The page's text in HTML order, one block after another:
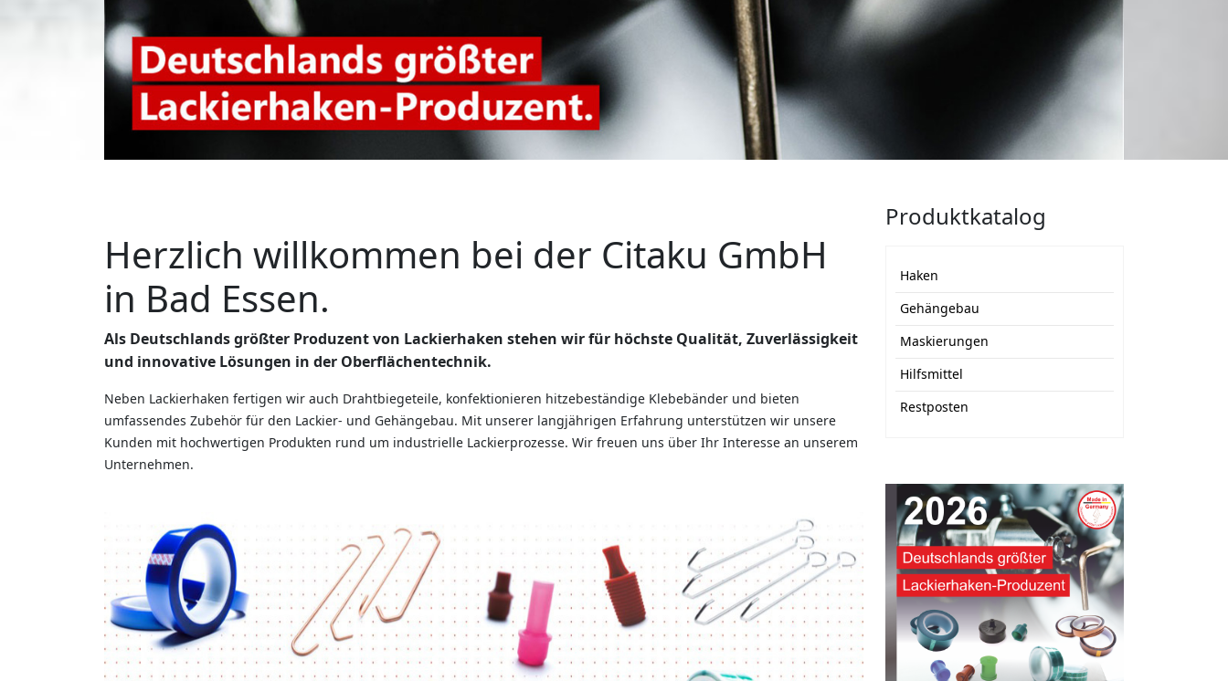
Herzlich willkommen bei der Citaku GmbH
in Bad Essen.
Als Deutschlands größter Produzent von Lackierhaken stehen wir für höchste Qualität, Zuverlässigkeit
und innovative Lösungen in der Oberflächentechnik.
Neben Lackierhaken fertigen wir auch Drahtbiegeteile, konfektionieren hitzebeständige Klebebänder und bieten
umfassendes Zubehör für den Lackier- und Gehängebau. Mit unserer langjährigen Erfahrung unterstützen wir unsere
Kunden mit hochwertigen Produkten rund um industrielle Lackierprozesse. Wir freuen uns über Ihr Interesse an unserem
Unternehmen.
Produktkatalog
Haken
Gehängebau
Maskierungen
Hilfsmittel
Restposten